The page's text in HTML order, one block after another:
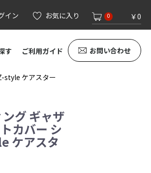
イン お気に入り 0 ￥0
す ご利用ガイド お問い合わせ
style ケアスター
グ ギャザ
カバー シ
ケアスタ